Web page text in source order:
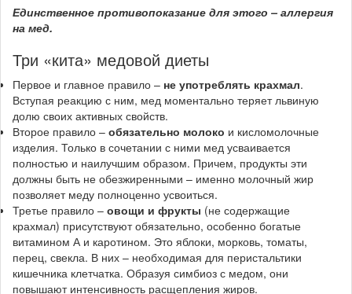
Единственное противопоказание для этого – аллергия
на мед.
Три «кита» медовой диеты
Первое и главное правило – не употреблять крахмал.
Вступая реакцию с ним, мед моментально теряет львиную
долю своих активных свойств.
Второе правило – обязательно молоко и кисломолочные
изделия. Только в сочетании с ними мед усваивается
полностью и наилучшим образом. Причем, продукты эти
должны быть не обезжиренными – именно молочный жир
позволяет меду полноценно усвоиться.
Третье правило – овощи и фрукты (не содержащие
крахмал) присутствуют обязательно, особенно богатые
витамином А и каротином. Это яблоки, морковь, томаты,
перец, свекла. В них – необходимая для перистальтики
кишечника клетчатка. Образуя симбиоз с медом, они
повышают интенсивность расщепления жиров.